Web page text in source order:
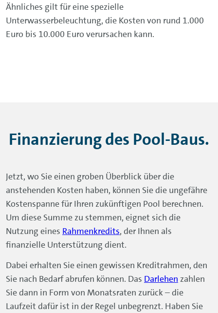
Ähnliches gilt für eine spezielle
Unterwasserbeleuchtung, die Kosten von rund 1.000
Euro bis 10.000 Euro verursachen kann.
Finanzierung des Pool-Baus.
Jetzt, wo Sie einen groben Überblick über die
anstehenden Kosten haben, können Sie die ungefähre
Kostenspanne für Ihren zukünftigen Pool berechnen.
Um diese Summe zu stemmen, eignet sich die
Nutzung eines Rahmenkredits, der Ihnen als
finanzielle Unterstützung dient.
Dabei erhalten Sie einen gewissen Kreditrahmen, den
Sie nach Bedarf abrufen können. Das Darlehen zahlen
Sie dann in Form von Monatsraten zurück – die
Laufzeit dafür ist in der Regel unbegrenzt. Haben Sie